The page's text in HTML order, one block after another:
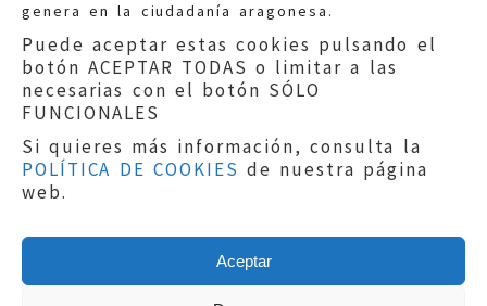
genera en la ciudadanía aragonesa.
Puede aceptar estas cookies pulsando el
botón ACEPTAR TODAS o limitar a las
necesarias con el botón SÓLO
FUNCIONALES
Si quieres más información, consulta la
POLÍTICA DE COOKIES de nuestra página
web.
Aceptar
Teléfonos:900 210 210/
Aviso legal|Política de privacidad|
Protección de Datos
Política de cookies
Copyright © 2019El Justicia de Aragón|